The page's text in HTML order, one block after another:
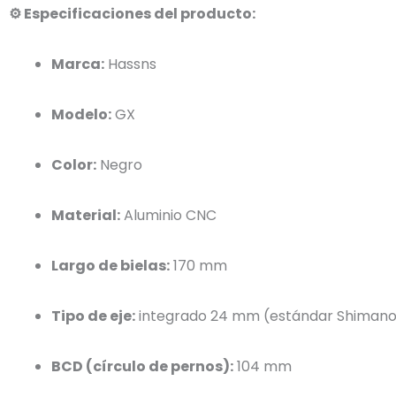
⚙️ Especificaciones del producto:
Marca: Hassns
Modelo:GX
Color: Negro
Material:Aluminio CNC
Largo de bielas:170 mm
Tipo de eje:integrado 24 mm (estándar
BCD (círculo de pernos):104 mm